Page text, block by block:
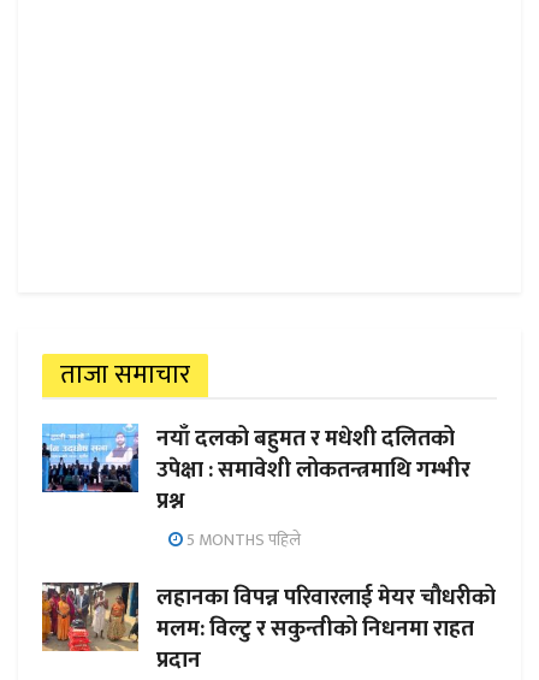
ताजा समाचार
नयाँ दलको बहुमत र मधेशी दलितको
उपेक्षा : समावेशी लोकतन्त्रमाथि गम्भीर
प्रश्न
5 MONTHS पहिले
लहानका विपन्न परिवारलाई मेयर चौधरीको
मलम: विल्टु र सकुन्तीको निधनमा राहत
प्रदान